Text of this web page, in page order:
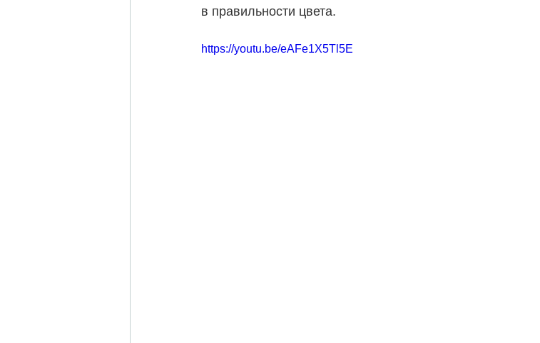
в правильности цвета.
https://youtu.be/eAFe1X5Tl5E